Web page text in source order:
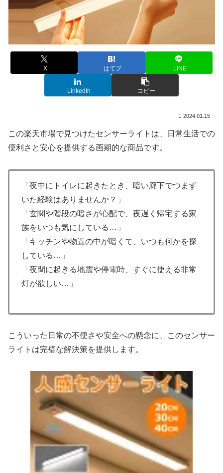
X はてブ LINE
LinkedIn コピー
2024.01.15
この楽天市場で見つけたセンサーライトは、日常生活での
便利さと安心を提供する画期的な商品です。
「夜中にトイレに起きたとき、暗い廊下でつまず
いた経験はありませんか？」
「玄関や階段の暗さが心配で、夜遅く帰宅する家
族をいつも気にしている…」
「キッチンや物置の中が暗くて、いつも何かを探
している…」
「夜間に起きる地震や停電時、すぐに使える非常
灯が欲しい…」
こういった日常の不便さや安全への懸念に、このセンサー
ライトは完璧な解決策を提供します。